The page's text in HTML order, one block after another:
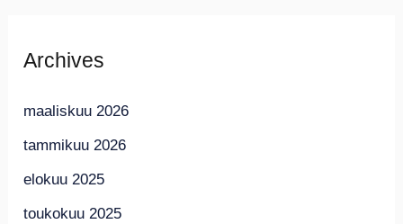
Archives
maaliskuu 2026
tammikuu 2026
elokuu 2025
toukokuu 2025